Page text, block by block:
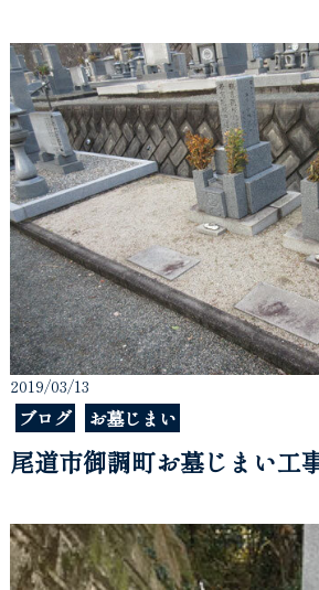
2019/03/13
ブログ お墓じまい
尾道市御調町お墓じまい工